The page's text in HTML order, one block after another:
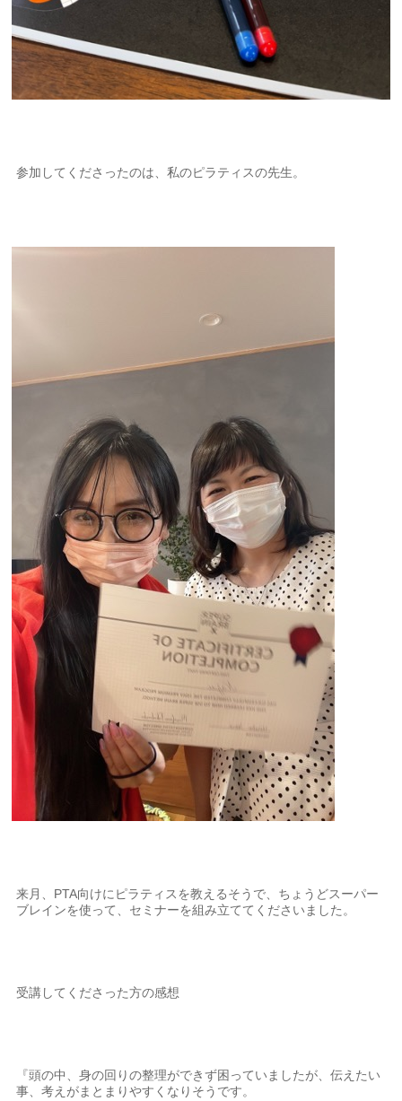
参加してくださったのは、私のピラティスの先生。
来月、PTA向けにピラティスを教えるそうで、ちょうどスーパー
ブレインを使って、セミナーを組み立ててくださいました。
受講してくださった方の感想
『頭の中、身の回りの整理ができず困っていましたが、伝えたい
事、考えがまとまりやすくなりそうです。